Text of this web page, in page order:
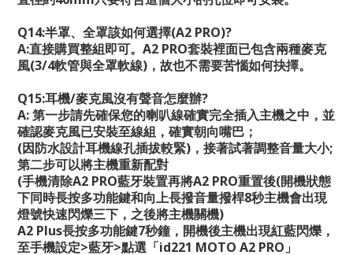
Q14:半罩、全罩該如何選擇(A2 PRO)?
A:直接購買整組即可。 A2 PRO套裝裡面已包含兩種麥克
風(3/4軟管與全罩軟線) ，故也不需要苦惱如何抉擇。
Q15:耳機/麥克風沒有聲音怎麼辦?
A:第一步請先確保您的喇叭線確實完全插入主機之中，並
確認麥克風已安裝至線組，確實朝向嘴巴；
(因防水設計耳機線孔插拔較緊) ，接著試著調整音量大小;
第二步可以將主機重新配對
(手機清除A2 PRO藍牙裝置再將A2 PRO重置後(開機狀態
下同時長按多功能鍵和向上長撥音量撥桿8秒主機會出現
燈號快速閃爍三下，之後將主機關機)
A2 Plus長按多功能鍵7秒鐘，開機後主機出現紅藍閃爍，
至手機設定>藍牙>點選「id221 MOTO A2 PRO 」